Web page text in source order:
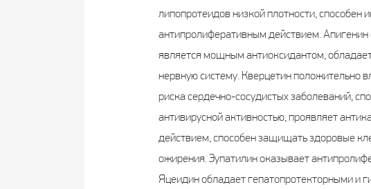
липопротеидов низкой плотности, способен
антипролиферативным действием.
является мощным антиоксидантом,
нервную систему. Кверцетин положительно
риска сердечно-сосудистых заболеваний,
антивирусной активностью, проявляет
действием, способен защищать здоровые
ожирения. Эупатилин оказывает
Яцеидин обладает гепатопротекторными и